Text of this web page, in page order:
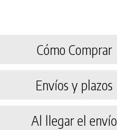
Cómo Comprar
Envíos y plazos
Al llegar el envío